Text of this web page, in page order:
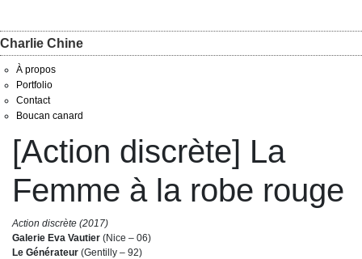
Charlie Chine
À propos
Portfolio
Contact
Boucan canard
[Action discrète] La
Femme à la robe rouge
Action discrète (2017)
Galerie Eva Vautier (Nice – 06)
Le Générateur (Gentilly – 92)